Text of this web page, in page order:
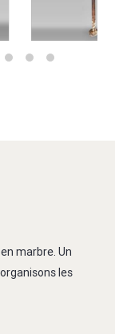
marbre. Un
les